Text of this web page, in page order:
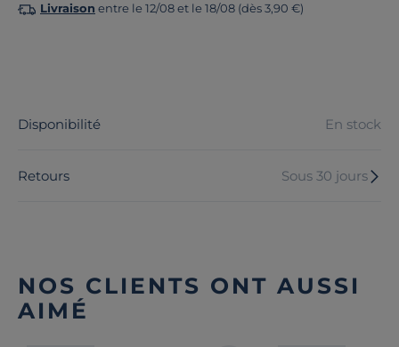
Livraison entre le 12/08 et le 18/08 (dès 3,90 €)
Disponibilité En stock
Retours Sous 30 jours
NOS CLIENTS ONT AUSSI
AIMÉ